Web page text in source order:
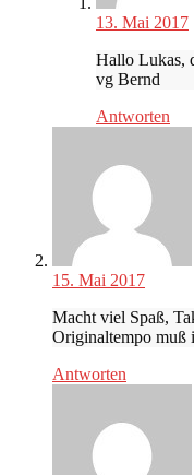
13. Mai 2017
Hallo Lukas,
vg Bernd
Antworten
15. Mai 2017
Macht viel Spaß,
Originaltempo muß
Antworten